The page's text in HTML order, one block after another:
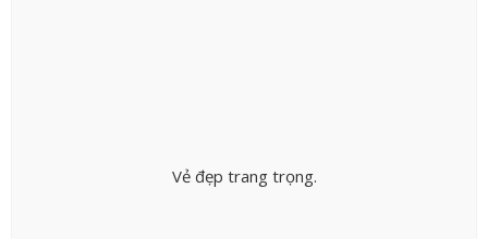
Vẻ đẹp trang trọng.